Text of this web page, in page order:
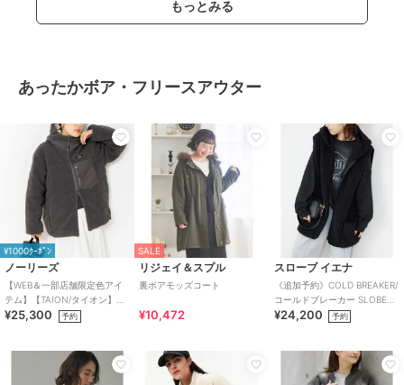
もっとみる
あったかボア・フリースアウター
¥1000ｸｰﾎﾟﾝ
ノーリーズ
【WEB＆一部店舗限定色アイ
テム】【TAION/タイオン】ボ
ア×ダウンフーミドル丈ダウン
¥25,300 予約
SALE
リジェイ＆スプル
裏ボアモッズコート
¥10,472
スローブ イエナ
《追加予約》COLD BREAKER/
コールドブレーカー SLOBE別
注 ボアベスト
¥24,200 予約